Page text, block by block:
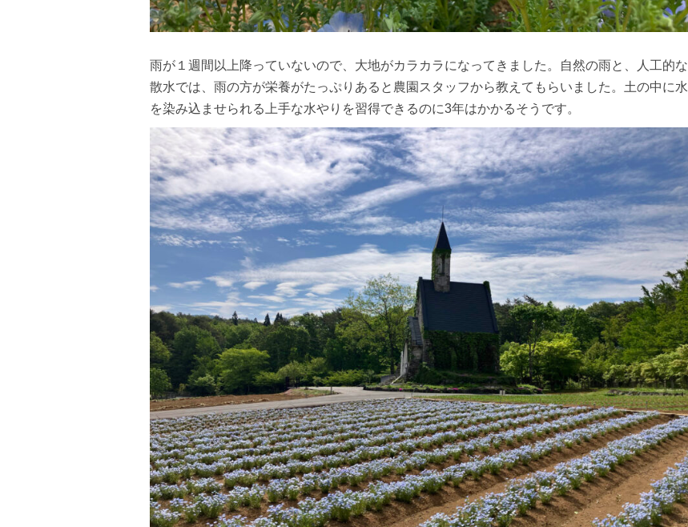
雨が１週間以上降っていないので、大地がカラカラになってきました。自然の雨と、人工的な
散水では、雨の方が栄養がたっぷりあると農園スタッフから教えてもらいました。土の中に水
を染み込ませられる上手な水やりを習得できるのに3年はかかるそうです。